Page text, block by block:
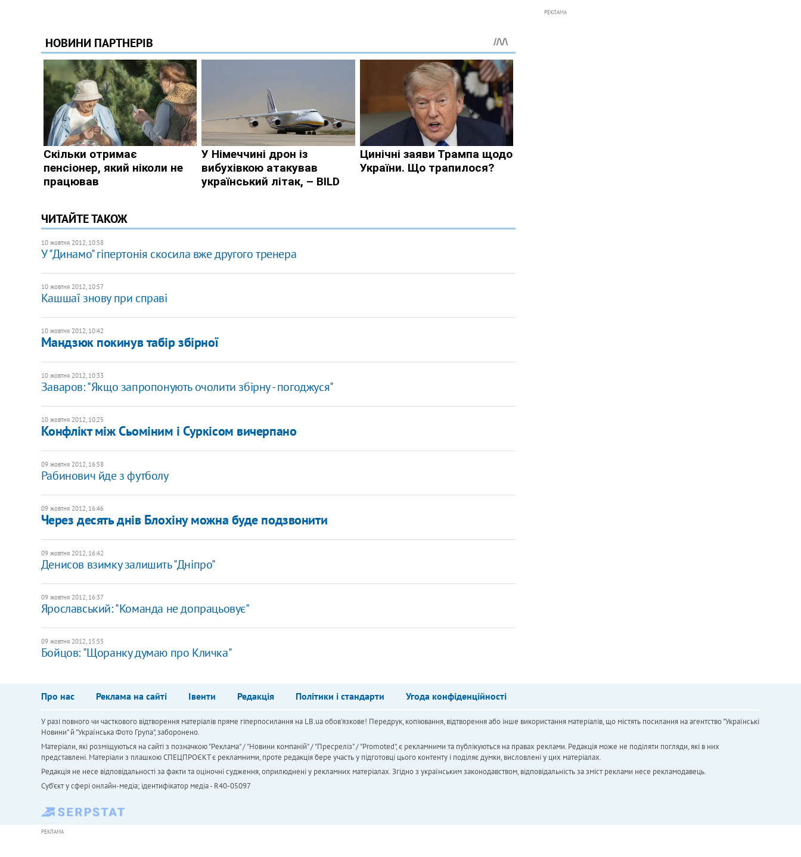
ЧИТАЙТЕ ТАКОЖ
10 жовтня 2012, 10:58
У "Динамо" гіпертонія скосила вже другого тренера
10 жовтня 2012, 10:57
Кашшаї знову при справі
10 жовтня 2012, 10:42
Мандзюк покинув табір збірної
10 жовтня 2012, 10:33
Заваров: "Якщо запропонують очолити збірну - погоджуся"
10 жовтня 2012, 10:25
Конфлікт між Сьоміним і Суркісом вичерпано
09 жовтня 2012, 16:58
Рабинович йде з футболу
09 жовтня 2012, 16:46
Через десять днів Блохіну можна буде подзвонити
09 жовтня 2012, 16:42
Денисов взимку залишить "Дніпро"
09 жовтня 2012, 16:37
Ярославський: "Команда не допрацьовує"
09 жовтня 2012, 15:55
Бойцов: "Щоранку думаю про Кличка"
РЕКЛАМА
Про нас Реклама на сайті Івенти Редакція Політики і стандарти Угода конфіденційності
У разі повного чи часткового відтворення матеріалів пряме гіперпосилання на LB.ua обов'язкове! Передрук, копіювання, відтворення або інше використання матеріалів, що містять посилання на агентство "Українськi
Новини" й "Українська Фото Група", заборонено.
Матеріали, які розміщуються на сайті з позначкою "Реклама" / "Новини компаній" / "Пресреліз" / "Promoted", є рекламними та публікуються на правах реклами. Редакція може не поділяти погляди, які в них
представлені. Матеріали з плашкою СПЕЦПРОЄКТ є рекламними, проте редакція бере участь у підготовці цього контенту і поділяє думки, висловлені у цих матеріалах.
Редакція не несе відповідальності за факти та оціночні судження, оприлюднені у рекламних матеріалах. Згідно з українським законодавством, відповідальність за зміст реклами несе рекламодавець.
Cуб'єкт у сфері онлайн-медіа; ідентифікатор медіа - R40-05097
РЕКЛАМА